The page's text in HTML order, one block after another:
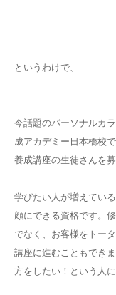
というわけで、
今話題のパーソナルカ
成アカデミー日本橋校
養成講座の生徒さんを募
学びたい人が増えてい
顔にできる資格です。
でなく、お客様をトー
講座に進むこともでき
方をしたい！という人